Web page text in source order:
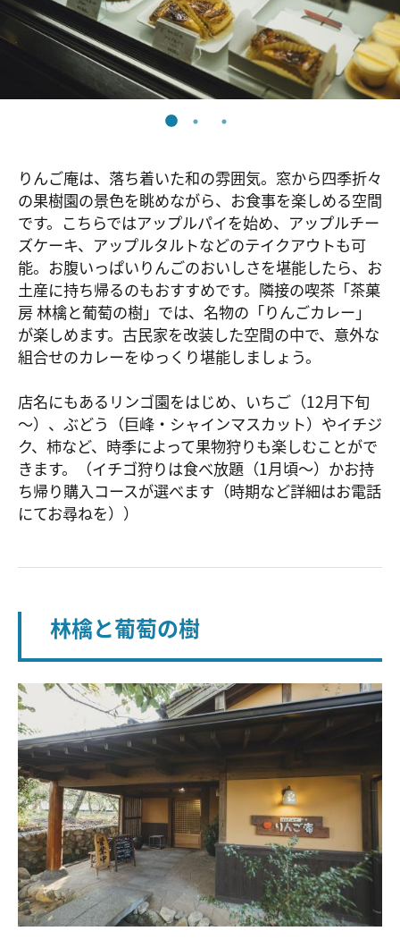
りんご庵は、落ち着いた和の雰囲気。窓から四季折々
の果樹園の景色を眺めながら、お食事を楽しめる空間
です。こちらではアップルパイを始め、アップルチー
ズケーキ、アップルタルトなどのテイクアウトも可
能。お腹いっぱいりんごのおいしさを堪能したら、お
土産に持ち帰るのもおすすめです。隣接の喫茶「茶菓
房 林檎と葡萄の樹」では、名物の「りんごカレー」
が楽しめます。古民家を改装した空間の中で、意外な
組合せのカレーをゆっくり堪能しましょう。
店名にもあるリンゴ園をはじめ、いちご（12月下旬
～）、ぶどう（巨峰・シャインマスカット）やイチジ
ク、柿など、時季によって果物狩りも楽しむことがで
きます。（イチゴ狩りは食べ放題（1月頃〜）かお持
ち帰り購入コースが選べます（時期など詳細はお電話
にてお尋ねを））
林檎と葡萄の樹